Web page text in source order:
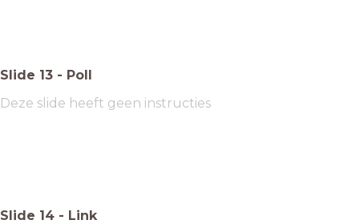
Slide 13 - Poll
Deze slide heeft geen instructies
Slide 14 - Link